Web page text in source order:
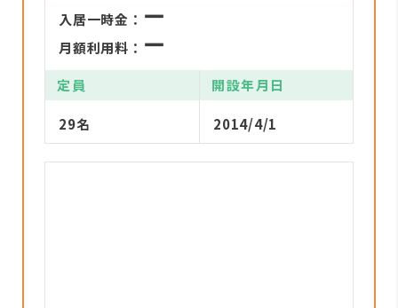
入居一時金： ー
月額利用料： ー
定員 開設年月日
29名 2014/4/1